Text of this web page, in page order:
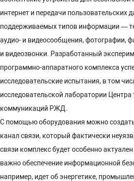
интернет и передачи пользовательских
поддерживаемых типов информации —
аудио- и видеосообщения, фотографии,
и видеозвонки. Разработанный
программно-аппаратного комплекса
исследовательские испытания, в том
исследовательской лаборатории
коммуникаций РЖД.
С помощью оборудования можно
канал связи, который фактически
связи комплекс будет особенно
важно обеспечение информационной
например, идет об энергетике,